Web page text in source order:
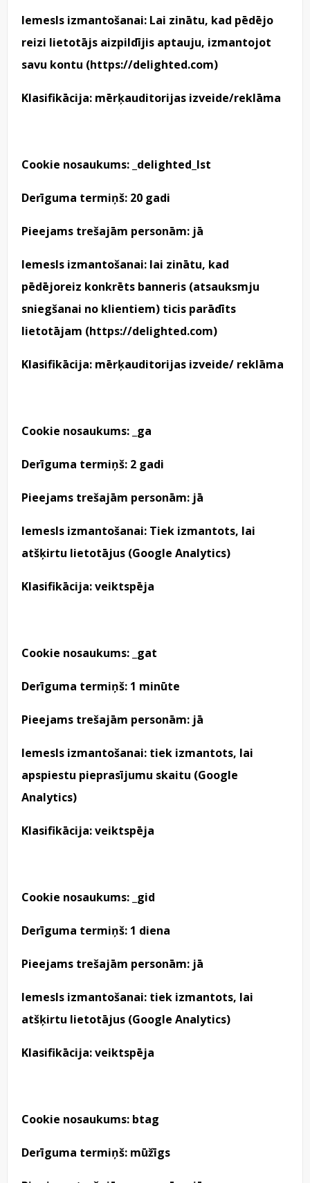
Iemesls izmantošanai: Lai zinātu, kad pēdējo
reizi lietotājs aizpildījis aptauju, izmantojot
savu kontu (https://delighted.com)
Klasifikācija: mērķauditorijas izveide/reklāma
Cookie nosaukums: _delighted_lst
Derīguma termiņš: 20 gadi
Pieejams trešajām personām: jā
Iemesls izmantošanai: lai zinātu, kad
pēdējoreiz konkrēts banneris (atsauksmju
sniegšanai no klientiem) ticis parādīts
lietotājam (https://delighted.com)
Klasifikācija: mērķauditorijas izveide/ reklāma
Cookie nosaukums: _ga
Derīguma termiņš: 2 gadi
Pieejams trešajām personām: jā
Iemesls izmantošanai: Tiek izmantots, lai
atšķirtu lietotājus (Google Analytics)
Klasifikācija: veiktspēja
Cookie nosaukums: _gat
Derīguma termiņš: 1 minūte
Pieejams trešajām personām: jā
Iemesls izmantošanai: tiek izmantots, lai
apspiestu pieprasījumu skaitu (Google
Analytics)
Klasifikācija: veiktspēja
Cookie nosaukums: _gid
Derīguma termiņš: 1 diena
Pieejams trešajām personām: jā
Iemesls izmantošanai: tiek izmantots, lai
atšķirtu lietotājus (Google Analytics)
Klasifikācija: veiktspēja
Cookie nosaukums: btag
Derīguma termiņš: mūžīgs